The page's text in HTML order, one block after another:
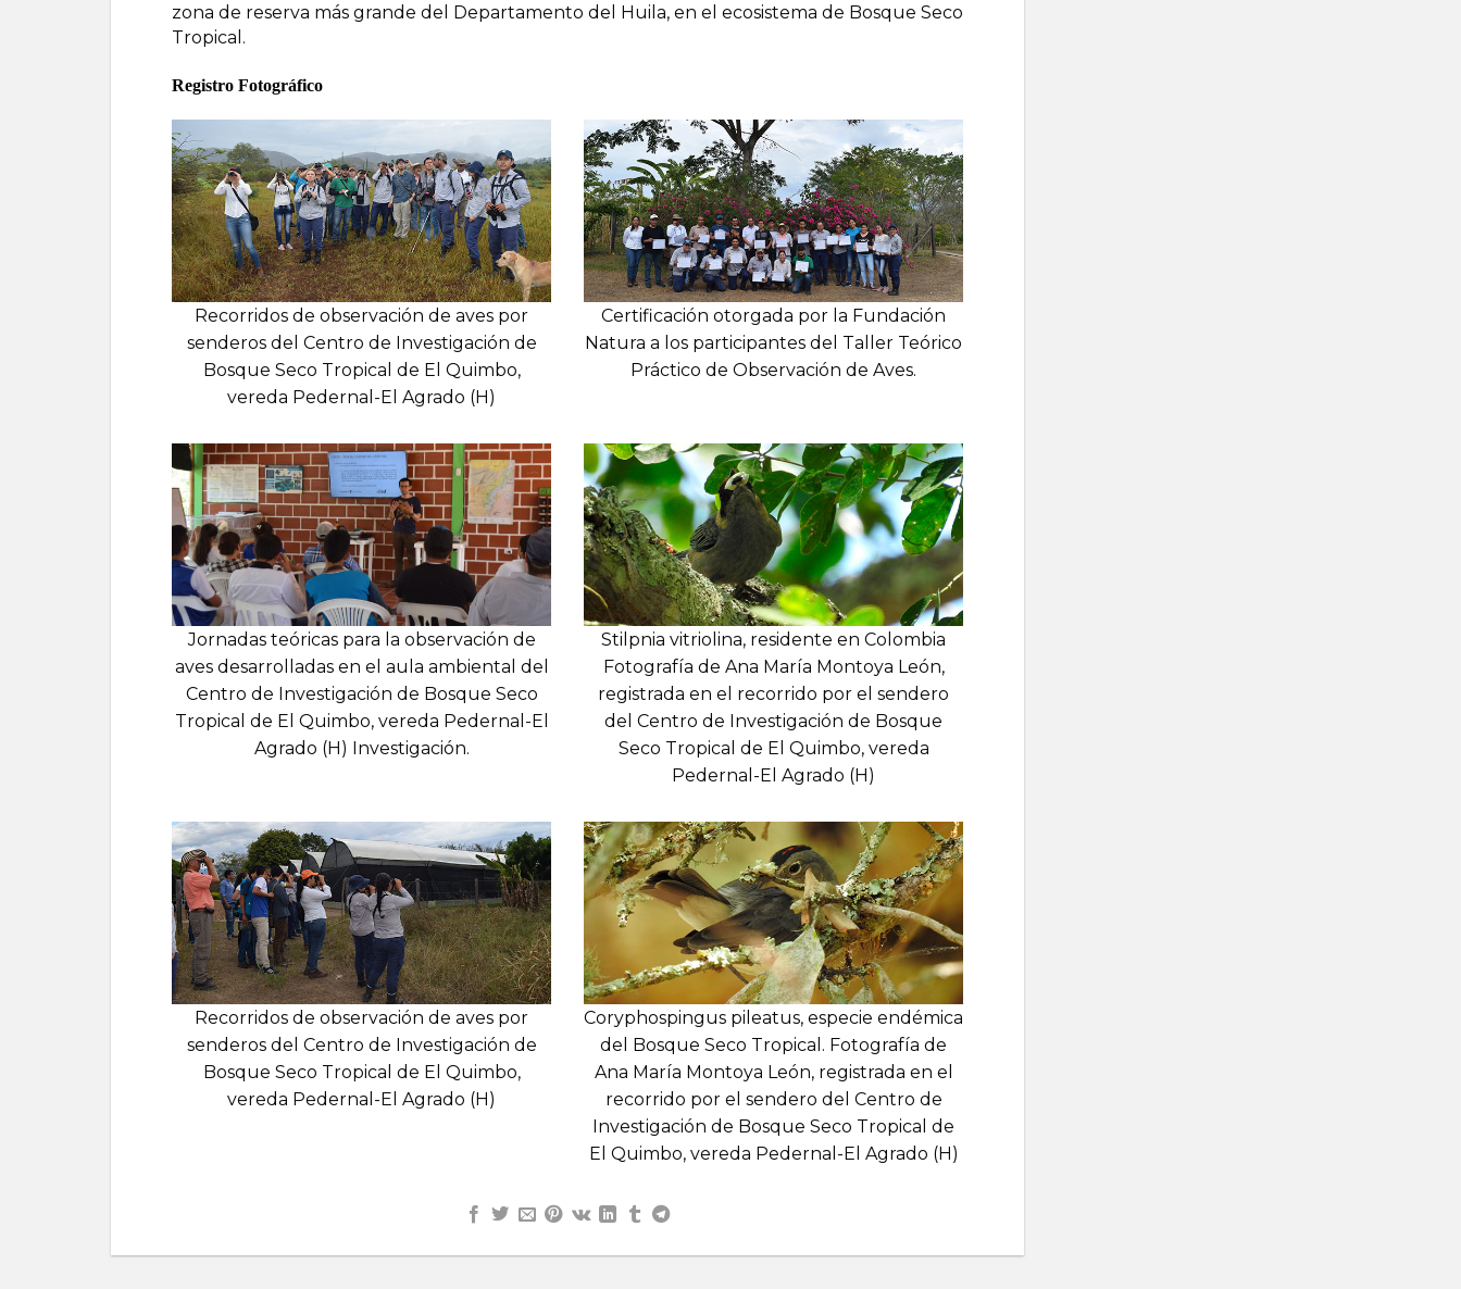
zona de reserva más grande del Departamento del Huila, en el ecosistema de Bosque Seco
Tropical.
Registro Fotográfico
Recorridos de observación de aves por
senderos del Centro de Investigación de
Bosque Seco Tropical de El Quimbo,
vereda Pedernal-El Agrado (H)
Certificación otorgada por la Fundación
Natura a los participantes del Taller Teórico
Práctico de Observación de Aves.
Jornadas teóricas para la observación de
aves desarrolladas en el aula ambiental del
Centro de Investigación de Bosque Seco
Tropical de El Quimbo, vereda Pedernal-El
Agrado (H) Investigación.
Stilpnia vitriolina, residente en Colombia
Fotografía de Ana María Montoya León,
registrada en el recorrido por el sendero
del Centro de Investigación de Bosque
Seco Tropical de El Quimbo, vereda
Pedernal-El Agrado (H)
Recorridos de observación de aves por
senderos del Centro de Investigación de
Bosque Seco Tropical de El Quimbo,
vereda Pedernal-El Agrado (H)
Coryphospingus pileatus, especie endémica
del Bosque Seco Tropical. Fotografía de
Ana María Montoya León, registrada en el
recorrido por el sendero del Centro de
Investigación de Bosque Seco Tropical de
El Quimbo, vereda Pedernal-El Agrado (H)